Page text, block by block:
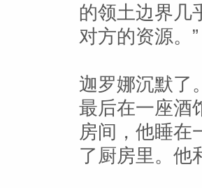
的领土边界几
对方的资源。”
迦罗娜沉默了
最后在一座酒
房间，他睡在
了厨房里。他